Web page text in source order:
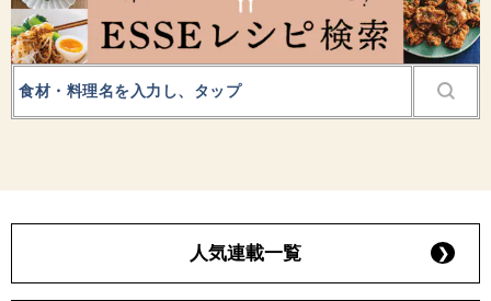
人気連載一覧